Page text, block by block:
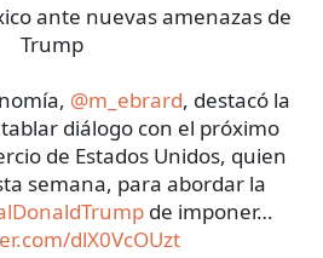
ante nuevas amenazas de
Trump
@m_ebrard, destacó la
diálogo con el próximo
de Estados Unidos, quien
semana, para abordar la
de imponer…
dlX0VcOUzt